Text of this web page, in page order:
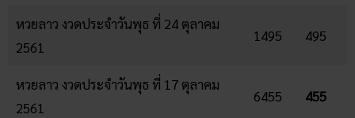
หวยลาว งวดประจำวันพุธ ที่ 24 ตุลาคม
2561
1495 495
หวยลาว งวดประจำวันพุธ ที่ 17 ตุลาคม
2561
6455 455